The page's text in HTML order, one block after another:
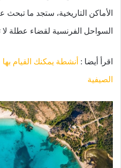
الأماكن التاريخية، ستجد ما تبحث
السواحل الفرنسية لقضاء عطلة
اقرأ أيضا : أنشطة يمكنك القيام
الصيفية